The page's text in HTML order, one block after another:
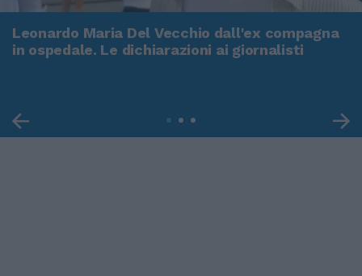
Leonardo Maria Del Vecchio dall'ex compagna
in ospedale. Le dichiarazioni ai giornalisti